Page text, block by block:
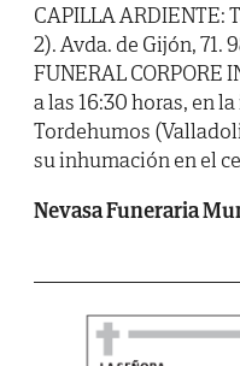
CAPILLA ARDIENTE:
2). Avda. de Gijón, 71.
FUNERAL CORPORE
a las 16:30 horas, en
Tordehumos
su inhumación en el
Nevasa Funeraria